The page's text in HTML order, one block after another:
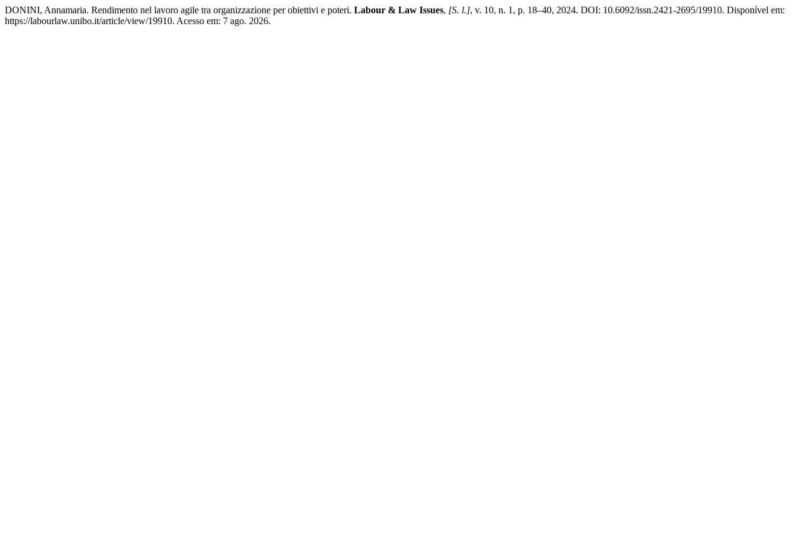
DONINI, Annamaria. Rendimento nel lavoro agile tra organizzazione per obiettivi e poteri. Labour & Law Issues, [S. l.], v. 10, n. 1, p. 18–40, 2024. DOI: 10.6092/issn.2421-2695/19910. Disponível em:
https://labourlaw.unibo.it/article/view/19910. Acesso em: 7 ago. 2026.